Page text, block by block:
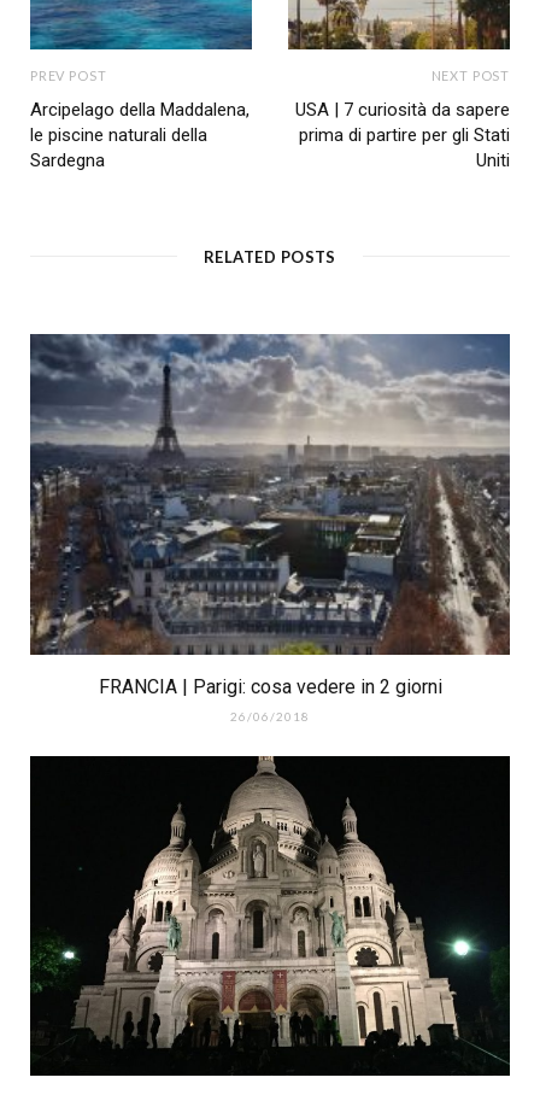
PREV POST
Arcipelago della Maddalena,
le piscine naturali della
Sardegna
NEXT POST
USA | 7 curiosità da sapere
prima di partire per gli Stati
Uniti
RELATED POSTS
FRANCIA | Parigi: cosa vedere in 2 giorni
26/06/2018